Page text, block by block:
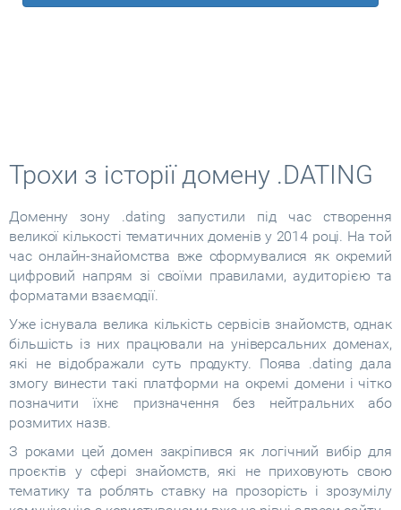
Трохи з історії домену .DATING
Доменну зону .dating запустили під час створення
великої кількості тематичних доменів у 2014 році. На той
час онлайн-знайомства вже сформувалися як окремий
цифровий напрям зі своїми правилами, аудиторією та
форматами взаємодії.
Уже існувала велика кількість сервісів знайомств, однак
більшість із них працювали на універсальних доменах,
які не відображали суть продукту. Поява .dating дала
змогу винести такі платформи на окремі домени і чітко
позначити їхнє призначення без нейтральних або
розмитих назв.
З роками цей домен закріпився як логічний вибір для
проєктів у сфері знайомств, які не приховують свою
тематику та роблять ставку на прозорість і зрозумілу